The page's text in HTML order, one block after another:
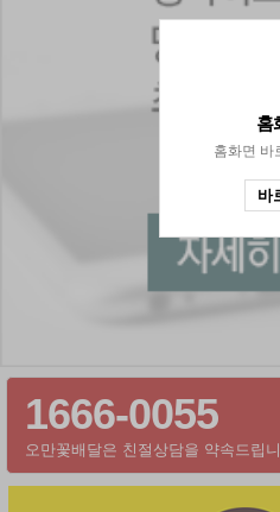
1666-0055
오만꽃배달은 친절상담을 약속드립
홈
홈화면 바
바